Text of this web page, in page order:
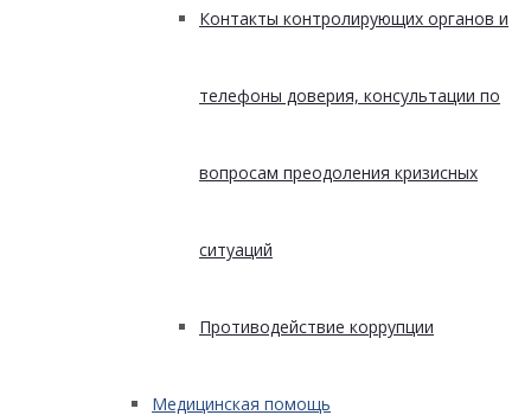
Контакты контролирующих органов и
телефоны доверия, консультации по
вопросам преодоления кризисных
ситуаций
Противодействие коррупции
Медицинская помощь